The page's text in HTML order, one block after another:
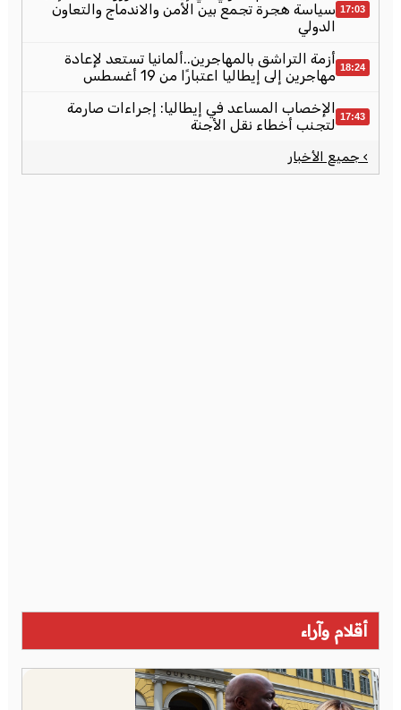
17:03 سياسة هجرة تجمع بين الأمن والاندماج والتعاون
الدولي
18:24 أزمة التراشق بالمهاجرين..ألمانيا تستعد لإعادة
مهاجرين إلى إيطاليا اعتبارًا من 19 أغسطس
17:43 الإخصاب المساعد في إيطاليا: إجراءات صارمة
لتجنب أخطاء نقل الأجنة
› جميع الأخبار
أقلام وآراء